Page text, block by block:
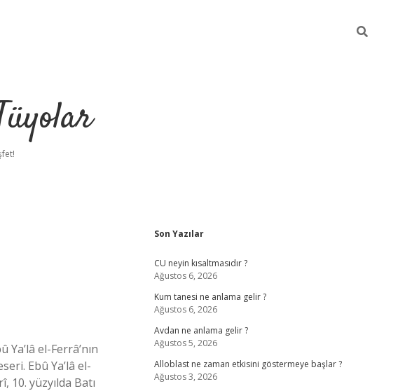
el-Ferrâ’nın
Ebû Ya’lâ el-
10. yüzyılda Batı
Sidebar
Son Yazılar
CU neyin kısaltmasıdır ?
Ağustos 6, 2026
Kum tanesi ne anlama gelir ?
Ağustos 6, 2026
Avdan ne anlama gelir ?
Ağustos 5, 2026
Alloblast ne zaman etkisini göstermeye başlar ?
Ağustos 3, 2026